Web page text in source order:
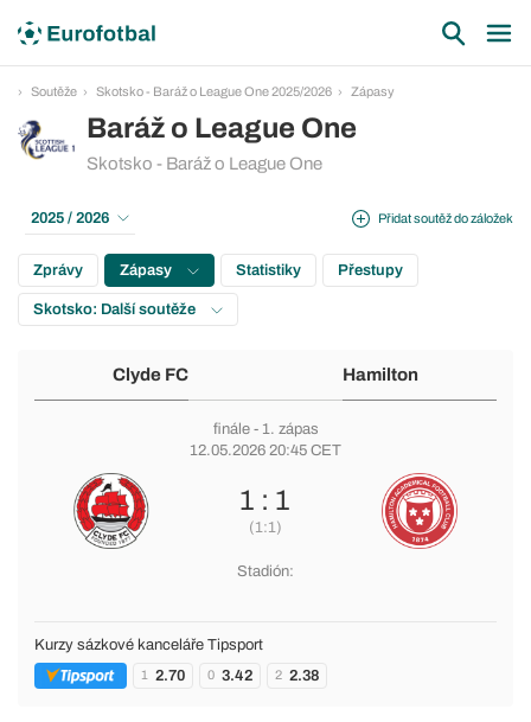
Soutěže Skotsko - Baráž o League One 2025/2026 Zápasy
Baráž o League One
Skotsko - Baráž o League One
Přidat soutěž do záložek
2025 / 2026
Zprávy Zápasy Statistiky Přestupy
Skotsko: Další soutěže
Clyde FC Hamilton
finále- 1. zápas
12.05.2026 20:45 CET
1 : 1
(1:1)
Stadión:
Kurzy sázkové kanceláře Tipsport
1 2.70 0 3.42 2 2.38